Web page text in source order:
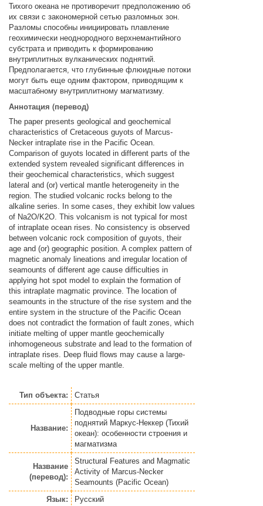
Тихого океана не противоречит предположению об
их связи с закономерной сетью разломных зон.
Разломы способны инициировать плавление
геохимически неоднородного верхнемантийного
субстрата и приводить к формированию
внутриплитных вулканических поднятий.
Предполагается, что глубинные флюидные потоки
могут быть еще одним фактором, приводящим к
масштабному внутриплитному магматизму.
Аннотация (перевод)
The paper presents geological and geochemical
characteristics of Cretaceous guyots of Marcus-
Necker intraplate rise in the Pacific Ocean.
Comparison of guyots located in different parts of the
extended system revealed significant differences in
their geochemical characteristics, which suggest
lateral and (or) vertical mantle heterogeneity in the
region. The studied volcanic rocks belong to the
alkaline series. In some cases, they exhibit low values
of Na2O/K2O. This volcanism is not typical for most
of intraplate ocean rises. No consistency is observed
between volcanic rock composition of guyots, their
age and (or) geographic position. A complex pattern of
magnetic anomaly lineations and irregular location of
seamounts of different age cause difficulties in
applying hot spot model to explain the formation of
this intraplate magmatic province. The location of
seamounts in the structure of the rise system and the
entire system in the structure of the Pacific Ocean
does not contradict the formation of fault zones, which
initiate melting of upper mantle geochemically
inhomogeneous substrate and lead to the formation of
intraplate rises. Deep fluid flows may cause a large-
scale melting of the upper mantle.
Тип объекта: Статья
Название:
Подводные горы системы
поднятий Маркус-Неккер (Тихий
океан): особенности строения и
магматизма
Название
(перевод):
Structural Features and Magmatic
Activity of Marcus-Necker
Seamounts (Pacific Ocean)
Язык:
Русский